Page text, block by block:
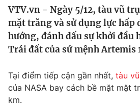
Thế giới
Tin tức
Thế giới đó đây
Câu chuyện quốc tế
Tài chính
Thị trường
Dữ liệu và đời sống
VTV.vn - Ngày 5/12, tàu vũ
mặt trăng và sử dụng lực hấp
hướng, đánh dấu sự khởi đầu
Trái đất của sứ mệnh Artemis
Tại điểm tiếp cận gần nhất, tàu
của NASA bay cách bề mặt mặt
km.